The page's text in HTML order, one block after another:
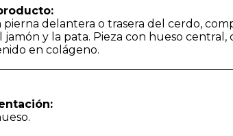
delantera o trasera del cerdo,
y la pata. Pieza con hueso central,
en colágeno.